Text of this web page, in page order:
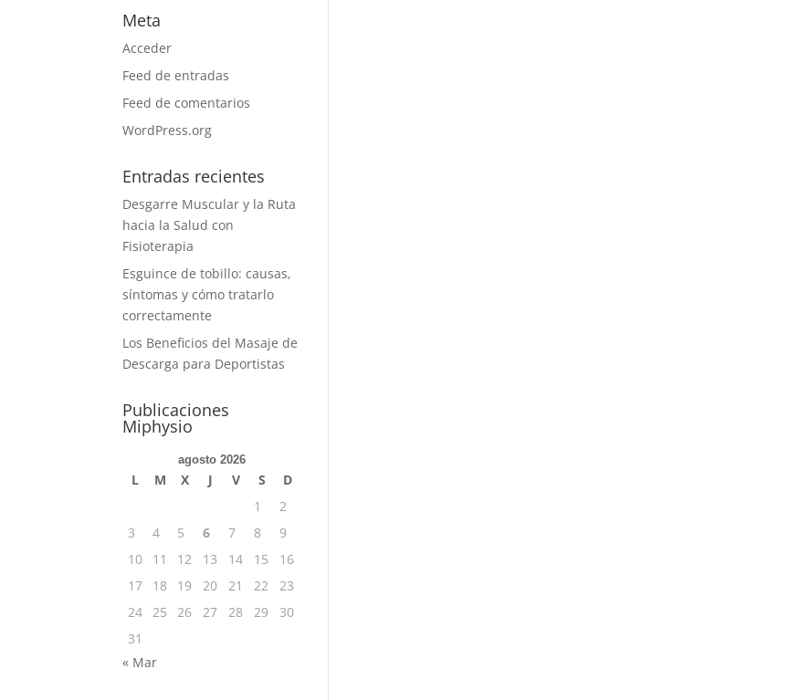
Meta
Acceder
Feed de entradas
Feed de comentarios
WordPress.org
Entradas recientes
Desgarre Muscular y la Ruta
hacia la Salud con
Fisioterapia
Esguince de tobillo: causas,
síntomas y cómo tratarlo
correctamente
Los Beneficios del Masaje de
Descarga para Deportistas
Publicaciones
Miphysio
agosto 2026
L M X J V S
D
1
2
3
4 5 6 7 8
9
10
11 12 13 14 15
16
17
18 19 20 21 22
23
24
25 26 27 28 29
30
31
« Mar